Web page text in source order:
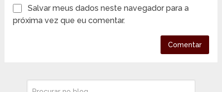
Salvar meus dados neste navegador para a
próxima vez que eu comentar.